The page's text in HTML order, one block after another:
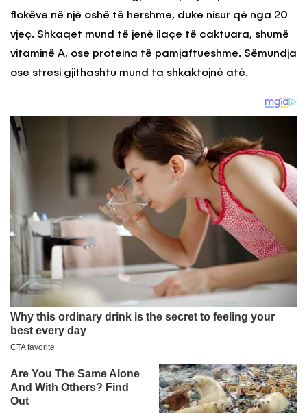
flokëve në një oshë të hershme, duke nisur që nga 20
vjeç. Shkaqet mund të jenë ilaçe të caktuara, shumë
vitaminë A, ose proteina të pamjaftueshme. Sëmundja
ose stresi gjithashtu mund ta shkaktojnë atë.